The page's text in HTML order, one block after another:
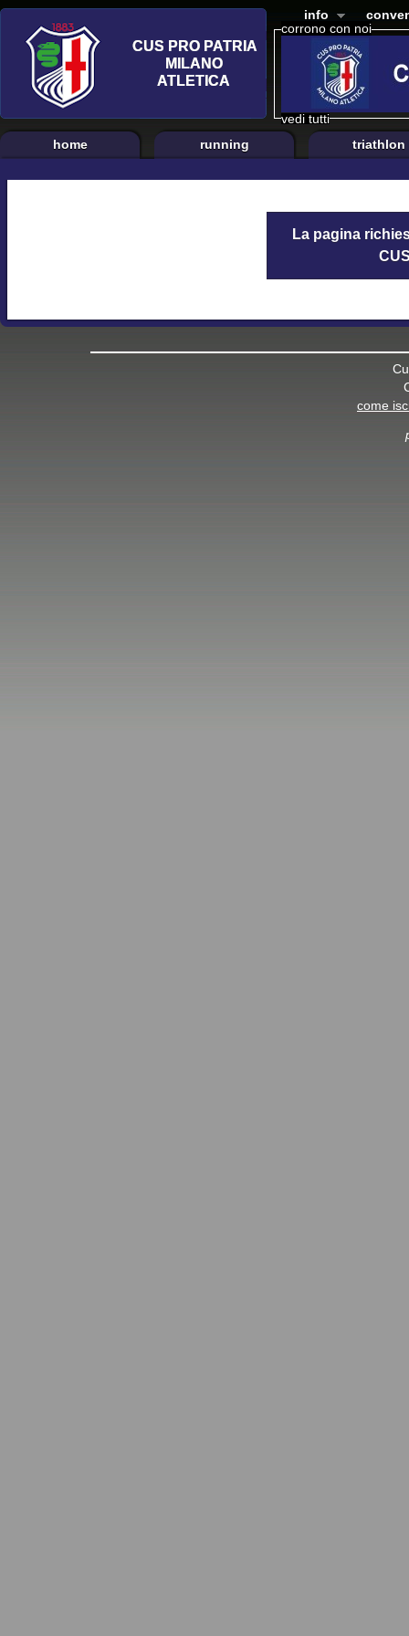
corrono con noi
vedi tutti
info
home running triathlon
La pagina
come